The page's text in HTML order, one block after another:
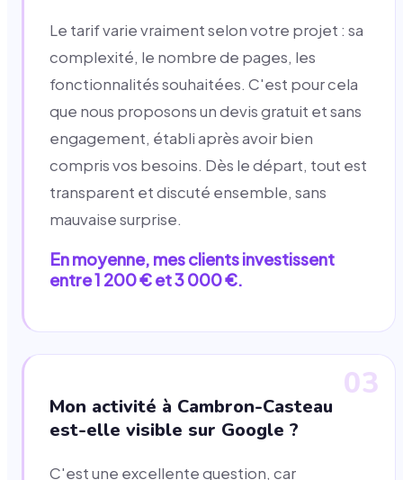
Le tarif varie vraiment selon votre projet : sa
complexité, le nombre de pages, les
fonctionnalités souhaitées. C'est pour cela
que nous proposons un devis gratuit et sans
engagement, établi après avoir bien
compris vos besoins. Dès le départ, tout est
transparent et discuté ensemble, sans
mauvaise surprise.
En moyenne, mes clients investissent
entre 1 200 € et 3 000 €.
03
Mon activité à Cambron-Casteau
est-elle visible sur Google ?
C'est une excellente question, car